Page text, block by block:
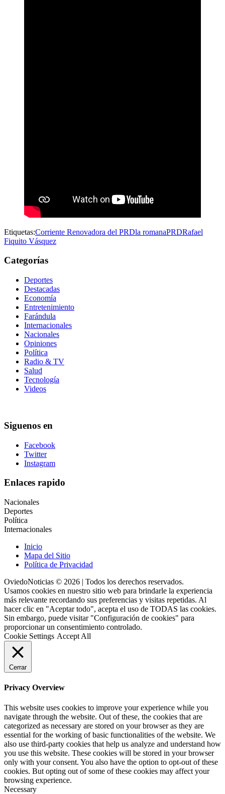
Etiquetas:Corriente Renovadora del PRDla romanaPRDRafael
Fiquito Vásquez
Categorías
Deportes
Destacadas
Economía
Entretenimiento
Farándula
Internacionales
Nacionales
Opiniones
Política
Radio & TV
Salud
Tecnología
Videos
Siguenos en
Facebook
Twitter
Instagram
Enlaces rapido
Nacionales
Deportes
Política
Internacionales
Inicio
Mapa del Sitio
Política de Privacidad
OviedoNoticias © 2026 | Todos los derechos reservados.
Usamos cookies en nuestro sitio web para brindarle la experiencia
más relevante recordando sus preferencias y visitas repetidas. Al
hacer clic en "Aceptar todo", acepta el uso de TODAS las cookies.
Sin embargo, puede visitar "Configuración de cookies" para
proporcionar un consentimiento controlado.
Cookie Settings Accept All
Cerrar
Privacy Overview
This website uses cookies to improve your experience while you
navigate through the website. Out of these, the cookies that are
categorized as necessary are stored on your browser as they are
essential for the working of basic functionalities of the website. We
also use third-party cookies that help us analyze and understand how
you use this website. These cookies will be stored in your browser
only with your consent. You also have the option to opt-out of these
cookies. But opting out of some of these cookies may affect your
browsing experience.
Necessary